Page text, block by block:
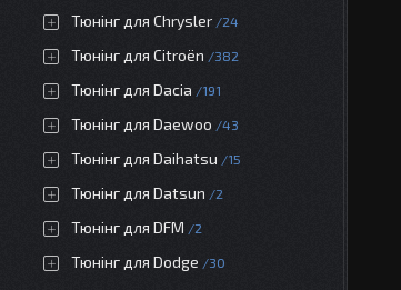
Тюнінг для Chrysler 24
Тюнінг для Citroën 382
Тюнінг для Dacia 191
Тюнінг для Daewoo 43
Тюнінг для Daihatsu 15
Тюнінг для Datsun 2
Тюнінг для DFM 2
Тюнінг для Dodge 30